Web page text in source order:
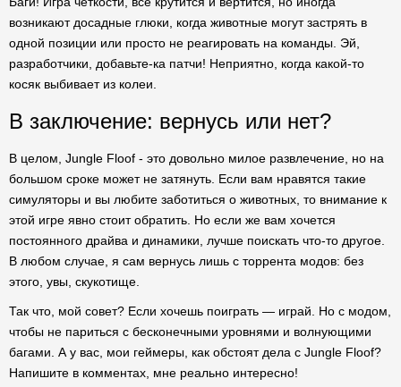
возникают досадные глюки, когда животные могут застрять в
одной позиции или просто не реагировать на команды. Эй,
разработчики, добавьте-ка патчи! Неприятно, когда какой-то
косяк выбивает из колеи.
В заключение: вернусь или нет?
В целом, Jungle Floof - это довольно милое развлечение, но на
большом сроке может не затянуть. Если вам нравятся такие
симуляторы и вы любите заботиться о животных, то внимание к
этой игре явно стоит обратить. Но если же вам хочется
постоянного драйва и динамики, лучше поискать что-то другое.
В любом случае, я сам вернусь лишь с торрента модов: без
этого, увы, скукотище.
Так что, мой совет? Если хочешь поиграть — играй. Но с модом,
чтобы не париться с бесконечными уровнями и волнующими
багами. А у вас, мои геймеры, как обстоят дела с Jungle Floof?
Напишите в комментах, мне реально интересно!